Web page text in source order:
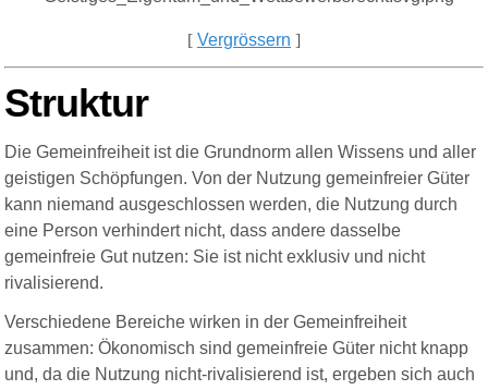
[ Vergrössern ]
Struktur
Die Gemeinfreiheit ist die Grundnorm allen Wissens und aller
geistigen Schöpfungen. Von der Nutzung gemeinfreier Güter
kann niemand ausgeschlossen werden, die Nutzung durch
eine Person verhindert nicht, dass andere dasselbe
gemeinfreie Gut nutzen: Sie ist nicht exklusiv und nicht
rivalisierend.
Verschiedene Bereiche wirken in der Gemeinfreiheit
zusammen: Ökonomisch sind gemeinfreie Güter nicht knapp
und, da die Nutzung nicht-rivalisierend ist, ergeben sich auch